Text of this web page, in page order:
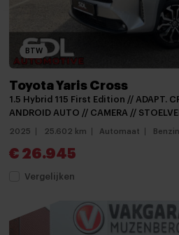
Mistlampen voor
mistlampen voor
Parkeersensor achter
Parkeersensor voor
Parkeersensor voor en achter
Bluetooth
BTW
Toyota Yaris Cross
1.5 Hybrid 115 First Edition // ADAPT.
ANDROID AUTO // CAMERA //
2025 25.602 km Automaat
€ 26.945
Vergelijken